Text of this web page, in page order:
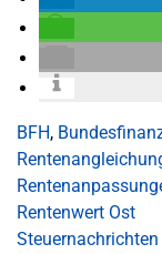
BFH,
Rentenwert Ost
Steuernachrichten